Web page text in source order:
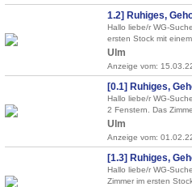
1.2] Ruhiges,
Hallo liebe/r WG-
ersten Stock mit
Ulm
Anzeige vom:
[0.1] Ruhiges,
Hallo liebe/r WG-
2 Fenstern. Das
Ulm
Anzeige vom:
[1.3] Ruhiges,
Hallo liebe/r WG-
Zimmer im ersten